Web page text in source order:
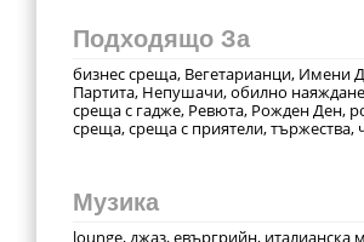
Подходящо За
бизнес среща, Вегетарианци, Имени
Партита, Непушачи, обилно
среща с гадже, Ревюта, Рожден Ден,
среща, среща с приятели, тържества,
Музика
lounge, джаз, евъргрийн, италианска